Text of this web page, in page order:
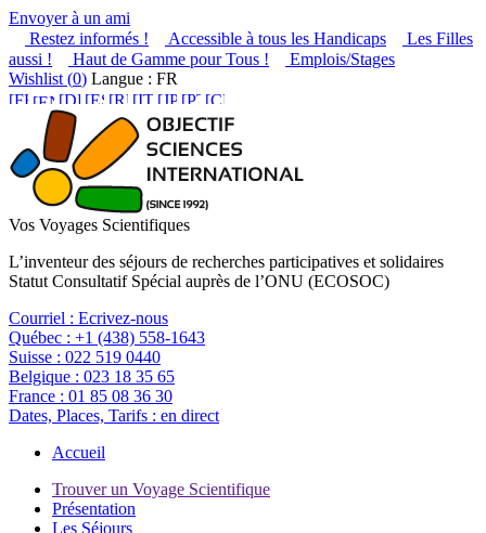
Envoyer à un ami
Restez informés !
Accessible à tous les Handicaps
Les Filles
aussi !
Haut de Gamme pour Tous !
Emplois/Stages
Wishlist (0) Langue : FR
Vos Voyages Scientifiques
L’inventeur des séjours de recherches participatives et solidaires
Statut Consultatif Spécial auprès de l’ONU (ECOSOC)
Courriel : Ecrivez-nous
Québec : +1 (438) 558-1643
Suisse : 022 519 0440
Belgique : 023 18 35 65
France : 01 85 08 36 30
Dates, Places, Tarifs : en direct
Accueil
Trouver un Voyage Scientifique
Présentation
Les Séjours